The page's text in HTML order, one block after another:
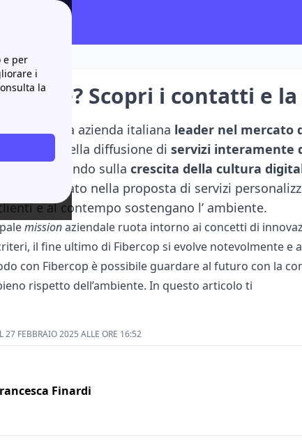
e per
i
la
rete
chi è? Scopri i contatti e
E’ la nuova azienda italiana leader nel mercato
occupa della diffusione di servizi interamente
puntando sulla crescita della cultura
operato nella proposta di servizi
e al contempo sostengano l’ ambiente.
missionaziendale ruota intorno ai concetti di
il fine ultimo di Fibercop si evolve notevolmente
con Fibercop è possibile guardare al futuro con la
rispetto dell’ambiente. In questo articolo ti
27 FEBBRAIO 2025 ALLE ORE 16:52
Finardi